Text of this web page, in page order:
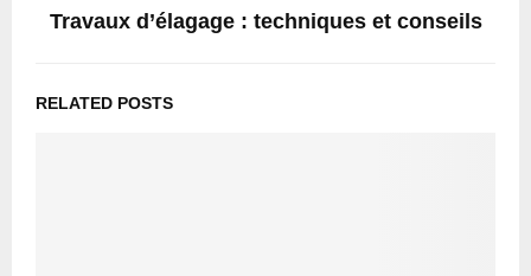
Travaux d’élagage : techniques et conseils
RELATED POSTS